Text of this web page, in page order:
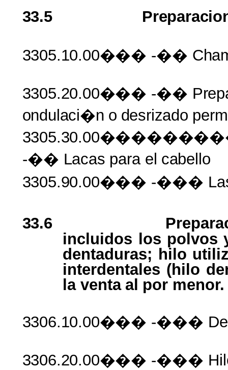
33.5
3305.10.00��� -��
3305.20.00��� -��
ondulaci�n o desrizado
-�� Lacas para el cabello
3305.90.00��� -���
33.6
incluidos los polvos
dentaduras; hilo
interdentales (hilo
la venta al por menor.
3306.10.00��� -���
3306.20.00��� -���